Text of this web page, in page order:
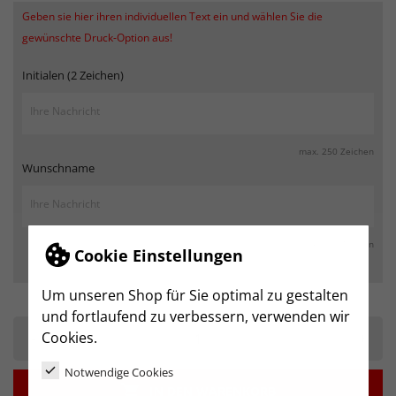
Cookie Einstellungen
Um unseren Shop für Sie optimal zu gestalten
und fortlaufend zu verbessern, verwenden wir
Cookies.
Notwendige Cookies
Geben sie hier ihren individuellen Text ein und wählen Sie die
gewünschte Druck-Option aus!
Initialen (2 Zeichen)
max. 250 Zeichen
Wunschname
max. 250 Zeichen